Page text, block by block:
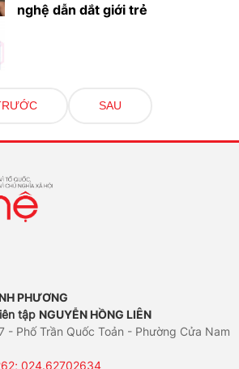
nghệ dẫn dắt giới trẻ
SAU
PHƯƠNG
tập NGUYỄN HỒNG LIÊN
- Phố Trần Quốc Toản - Phường Cửa Nam
024.62702634